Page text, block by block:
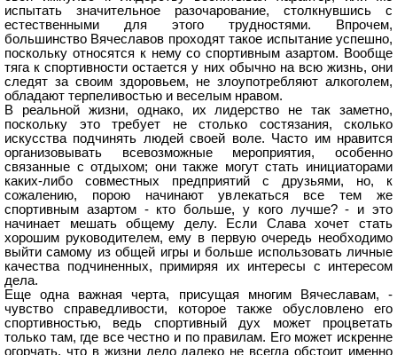
испытать значительное разочарование, столкнувшись с
естественными для этого трудностями. Впрочем,
большинство Вячеславов проходят такое испытание успешно,
поскольку относятся к нему со спортивным азартом. Вообще
тяга к спортивности остается у них обычно на всю жизнь, они
следят за своим здоровьем, не злоупотребляют алкоголем,
обладают терпеливостью и веселым нравом.
В реальной жизни, однако, их лидерство не так заметно,
поскольку это требует не столько состязания, сколько
искусства подчинять людей своей воле. Часто им нравится
организовывать всевозможные мероприятия, особенно
связанные с отдыхом; они также могут стать инициаторами
каких-либо совместных предприятий с друзьями, но, к
сожалению, порою начинают увлекаться все тем же
спортивным азартом - кто больше, у кого лучше? - и это
начинает мешать общему делу. Если Слава хочет стать
хорошим руководителем, ему в первую очередь необходимо
выйти самому из общей игры и больше использовать личные
качества подчиненных, примиряя их интересы с интересом
дела.
Еще одна важная черта, присущая многим Вячеславам, -
чувство справедливости, которое также обусловлено его
спортивностью, ведь спортивный дух может процветать
только там, где все честно и по правилам. Его может искренне
огорчать, что в жизни дело далеко не всегда обстоит именно